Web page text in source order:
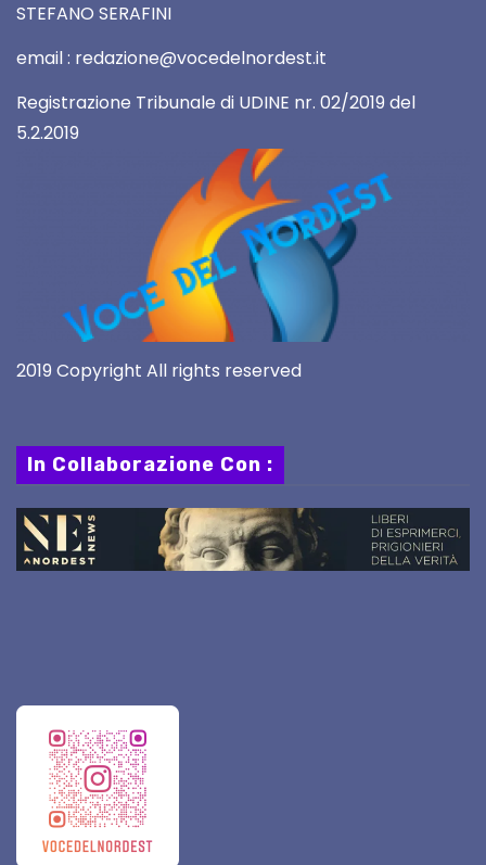
STEFANO SERAFINI
email : redazione@vocedelnordest.it
Registrazione Tribunale di UDINE nr. 02/2019 del
5.2.2019
2019 Copyright All rights reserved
In Collaborazione Con :